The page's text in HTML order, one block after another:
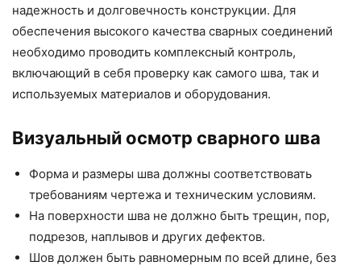
надежность и долговечность конструкции. Для
обеспечения высокого качества сварных соединений
необходимо проводить комплексный контроль,
включающий в себя проверку как самого шва, так и
используемых материалов и оборудования.
Визуальный осмотр сварного шва
Форма и размеры шва должны соответствовать
требованиям чертежа и техническим условиям.
На поверхности шва не должно быть трещин, пор,
подрезов, наплывов и других дефектов.
Шов должен быть равномерным по всей длине, без